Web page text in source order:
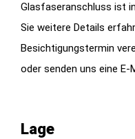
Glasfaseranschluss ist
Sie weitere Details
Besichtigungstermin
oder senden uns eine E-
Lage